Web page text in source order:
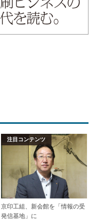
注目コンテンツ
京印工組、新会館を「情報の受
発信基地」に